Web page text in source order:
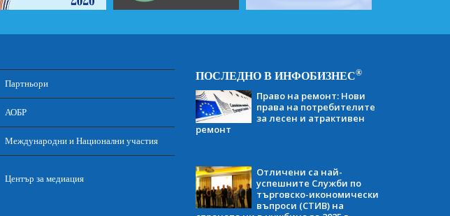
Партньори
АОБР
Международни и Национални участия
Център за медиация
ПОСЛЕДНО В ИНФОБИЗНЕС®
Право на ремонт: Нови
права на потребителите
за лесен и атрактивен
ремонт
Отличени са най-
успешните Служби по
търговско-икономически
въпроси (СТИВ) на